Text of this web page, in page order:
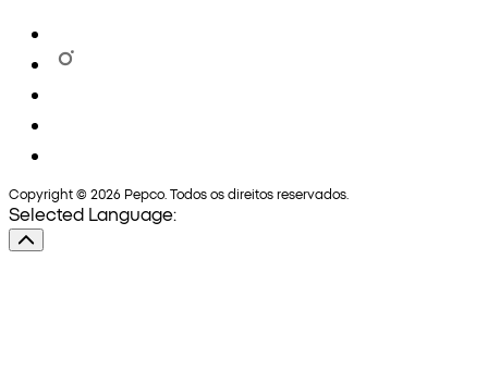
Copyright © 2026 Pepco. Todos os direitos reservados.
Selected Language: